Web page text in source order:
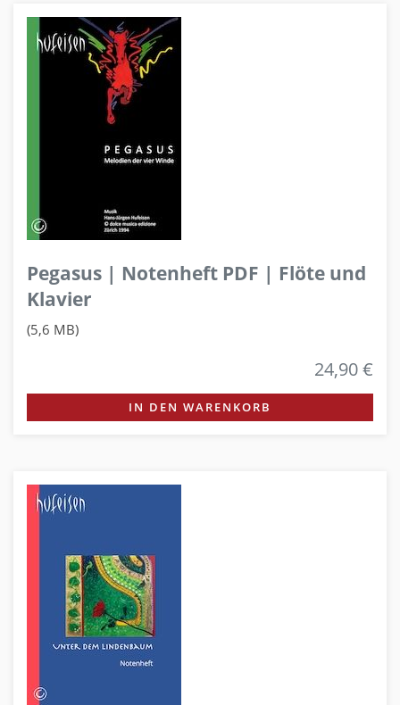
Pegasus | Notenheft PDF | Flöte und
Klavier
(5,6 MB)
24,90 €
IN DEN WARENKORB